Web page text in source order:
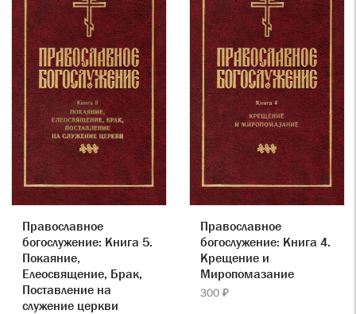
Православное
богослужение: Книга 5.
Покаяние,
Елеосвящение, Брак,
Поставление на
служение церкви
Православное
богослужение: Книга 4.
Крещение и
Миропомазание
300 ₽